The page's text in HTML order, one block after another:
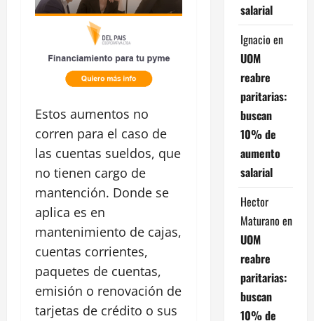
Estos aumentos no
corren para el caso de
las cuentas sueldos, que
no tienen cargo de
mantención. Donde se
aplica es en
mantenimiento de cajas,
cuentas corrientes,
paquetes de cuentas,
emisión o renovación de
tarjetas de crédito o sus
salarial
Ignacio en
UOM
reabre
paritarias:
buscan
10% de
aumento
salarial
Hector
Maturano en
UOM
reabre
paritarias:
buscan
10% de